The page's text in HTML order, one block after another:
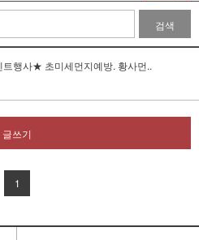
검색
행사★ 초미세먼지예방. 황사먼..
글쓰기
1